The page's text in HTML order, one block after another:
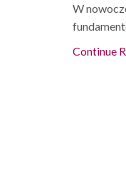
W
Continue